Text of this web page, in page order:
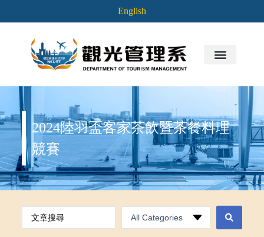
English
2024陸羽盃客家茶飲暨茶餐料理
競賽